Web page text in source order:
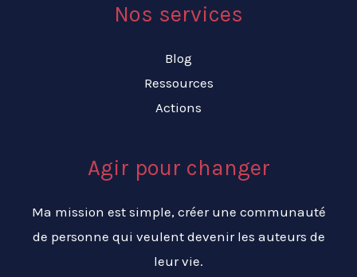
Nos services
Blog
Ressources
Actions
Agir pour changer
Ma mission est simple, créer une communauté
de personne qui veulent devenir les auteurs de
leur vie.